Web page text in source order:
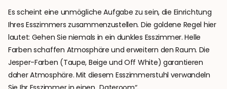
Es scheint eine unmögliche Aufgabe zu sein, die Einrichtung
Ihres Esszimmers zusammenzustellen. Die goldene Regel hier
lautet: Gehen Sie niemals in ein dunkles Esszimmer. Helle
Farben schaffen Atmosphäre und erweitern den Raum. Die
Jesper-Farben (Taupe, Beige und Off White) garantieren
daher Atmosphäre. Mit diesem Esszimmerstuhl verwandeln